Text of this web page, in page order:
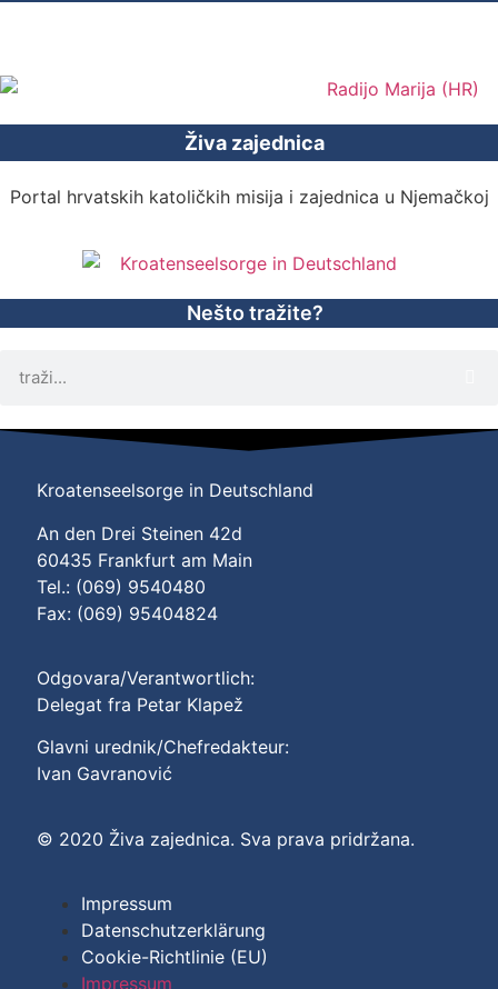
Živa zajednica
Portal hrvatskih katoličkih misija i zajednica u Njemačkoj
Nešto tražite?
Kroatenseelsorge in Deutschland
An den Drei Steinen 42d
60435 Frankfurt am Main
Tel.: (069) 9540480
Fax: (069) 95404824
Odgovara/Verantwortlich:
Delegat fra Petar Klapež
Glavni urednik/Chefredakteur:
Ivan Gavranović
© 2020 Živa zajednica. Sva prava pridržana.
Impressum
Datenschutzerklärung
Cookie-Richtlinie (EU)
Impressum